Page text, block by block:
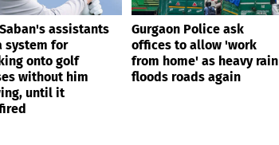
assistants
system for
onto golf
without him
until it
Gurgaon Police ask
offices to allow 'work
from home' as heavy rain
floods roads again